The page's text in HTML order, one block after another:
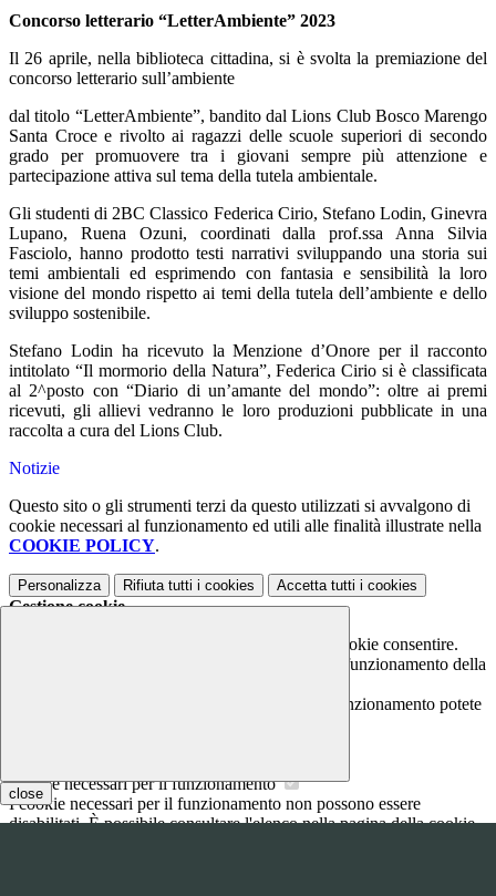
close
Concorso letterario “LetterAmbiente” 2023
Il 26 aprile, nella biblioteca cittadina, si è svolta la premiazione del
concorso letterario sull’ambiente
dal titolo “LetterAmbiente”, bandito dal Lions Club Bosco Marengo
Santa Croce e rivolto ai ragazzi delle scuole superiori di secondo
grado per promuovere tra i giovani sempre più attenzione e
partecipazione attiva sul tema della tutela ambientale.
Gli studenti di 2BC Classico Federica Cirio, Stefano Lodin, Ginevra
Lupano, Ruena Ozuni, coordinati dalla prof.ssa Anna Silvia
Fasciolo, hanno prodotto testi narrativi sviluppando una storia sui
temi ambientali ed esprimendo con fantasia e sensibilità la loro
visione del mondo rispetto ai temi della tutela dell’ambiente e dello
sviluppo sostenibile.
Stefano Lodin ha ricevuto la Menzione d’Onore per il racconto
intitolato “Il mormorio della Natura”, Federica Cirio si è classificata
al 2^posto con “Diario di un’amante del mondo”: oltre ai premi
ricevuti, gli allievi vedranno le loro produzioni pubblicate in una
raccolta a cura del Lions Club.
Notizie
Questo sito o gli strumenti terzi da questo utilizzati si avvalgono di
cookie necessari al funzionamento ed utili alle finalità illustrate nella
COOKIE POLICY.
Personalizza Rifiuta tutti i cookies Accetta tutti i cookies
Gestione cookie
In questa schermata è possibile scegliere quali cookie consentire.
I cookie necessari sono quelli che consentono il funzionamento della
Per conoscere quali sono i cookie necessari al funzionamento potete
Cookie necessari per il funzionamento
I cookie necessari per il funzionamento non possono essere
disabilitati. È possibile consultare l'elenco nella pagina della cookie